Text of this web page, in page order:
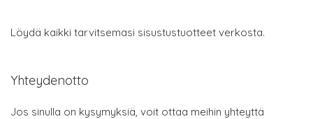
Löydä kaikki tarvitsemasi sisustustuotteet verkosta.
Yhteydenotto
Jos sinulla on kysymyksiä, voit ottaa meihin yhteyttä